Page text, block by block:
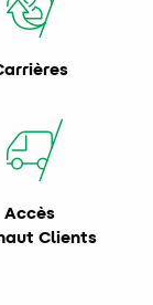
Accès
Clients